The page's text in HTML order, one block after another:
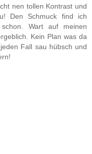
nen tollen Kontrast und
Den Schmuck find ich
Wart auf meinen
Kein Plan was da
Fall sau hübsch und